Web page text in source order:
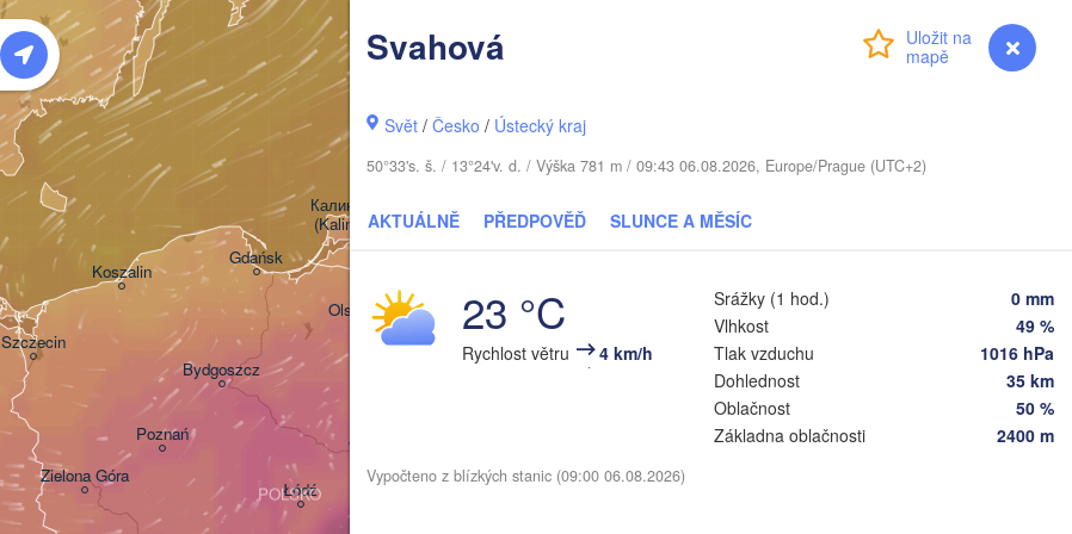
myVentusky Předpověď
Svahová
Svět /Česko / Ústecký kraj
50°33's. š. / 13°24'v. d. / Výška 781 m / 09:43 06.08.2026, Europe/Prague (UTC+2)
AKTUÁLNĚ PŘEDPOVĚĎ SLUNCE A MĚSÍC
23 °C
Rychlost větru 4 km/h
Srážky (1 hod.)
0 mm
Vlhkost
49 %
Tlak vzduchu
1016 hPa
Dohlednost
35 km
Oblačnost
50 %
Základna oblačnosti
2400 m
Vypočteno z blízkých stanic (09:00 06.08.2026)
Warszawa
Łódź
Poznań
Olsztyn
Koszalin
Klaipėda
Zielona Góra
Szczecin
Gdańsk
Калининград
(Kaliningrad)
Bydgoszcz
POLSKO
(Minsk)
Vilnius
Бабруйск
(Babrujsk)
Баранавічы
Мазыр
Салігорск
(Salihorsk)
Гродна
(Hrodna)
Віцебск
(Viciebsk)
BĚLORUSKO
LITVA